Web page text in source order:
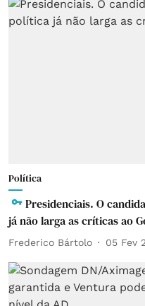
Política
Presidenciais. O
já não larga as críticas ao
Frederico Bártolo 05 Fev